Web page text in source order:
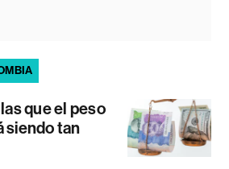
que el peso
siendo tan